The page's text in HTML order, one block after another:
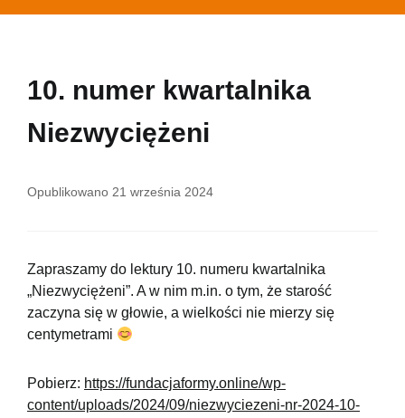
10. numer kwartalnika
Niezwyciężeni
Opublikowano 21 września 2024
Zapraszamy do lektury 10. numeru kwartalnika
„Niezwyciężeni”. A w nim m.in. o tym, że starość
zaczyna się w głowie, a wielkości nie mierzy się
centymetrami
Pobierz: https://fundacjaformy.online/wp-
content/uploads/2024/09/niezwyciezeni-nr-2024-10-